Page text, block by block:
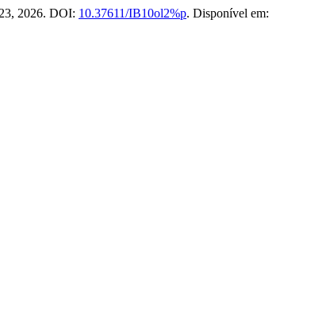
2026. DOI: 10.37611/IB10ol2%p. Disponível em: